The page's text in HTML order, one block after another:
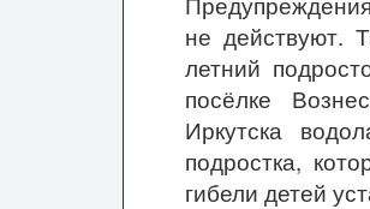
не действуют.
летний
посёлке
Иркутска
подростка,
гибели детей